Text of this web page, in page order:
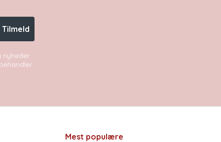
Tilmeld
nyheder
Mest populære